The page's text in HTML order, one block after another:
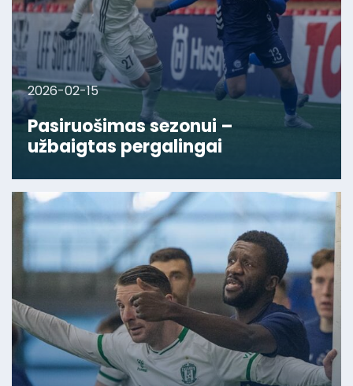
2026-02-15
Pasiruošimas sezonui –
užbaigtas pergalingai